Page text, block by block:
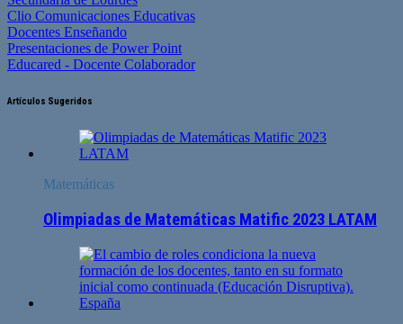
Clio Comunicaciones Educativas
Docentes Enseñando
Presentaciones de Power Point
Educared - Docente Colaborador
Artículos Sugeridos
Matemáticas
Olimpiadas de Matemáticas Matific 2023 LATAM